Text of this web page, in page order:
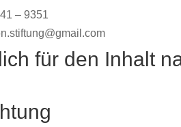
– 9351
für den Inhalt